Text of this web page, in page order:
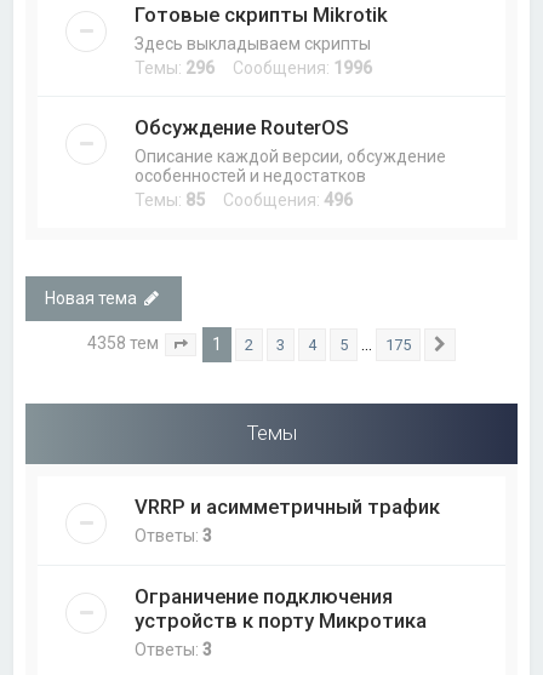
Готовые скрипты Mikrotik
Здесь выкладываем скрипты
Темы: 296 Сообщения: 1996
Обсуждение RouterOS
Описание каждой версии, обсуждение
особенностей и недостатков
Темы: 85 Сообщения:496
Новая тема
4358 тем Страница из 175
1 2 3 4 5 175
Темы
VRRP и асимметричный трафик
Ответы:3
Ограничение подключения
устройств к порту Микротика
Ответы:3